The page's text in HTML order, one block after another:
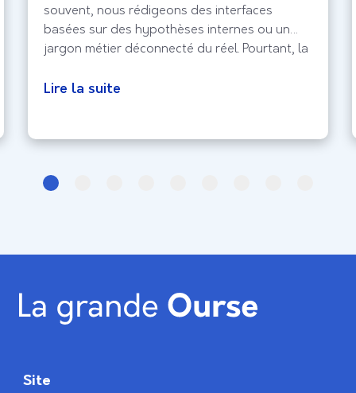
souvent, nous rédigeons des interfaces
basées sur des hypothèses internes ou un
jargon métier déconnecté du réel. Pourtant, la
bouche de vos utilisateurs, le verbatim. Ces
Lire la suite
Site